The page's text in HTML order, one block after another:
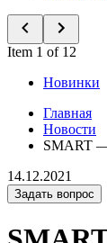
Item 1 of 12
Новинки
Главная
Новости
SMART —
14.12.2021
Задать вопрос